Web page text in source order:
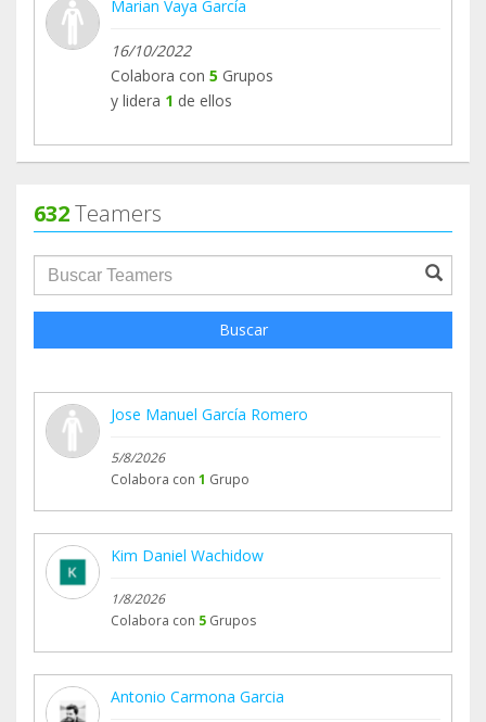
Marian Vaya García
16/10/2022
Colabora con 5 Grupos
y lidera 1 de ellos
632Teamers
groupProfile.searchForm.search.text???
Buscar
Jose Manuel García Romero
5/8/2026
Colabora con 1 Grupo
Kim Daniel Wachidow
1/8/2026
Colabora con 5 Grupos
Antonio Carmona Garcia